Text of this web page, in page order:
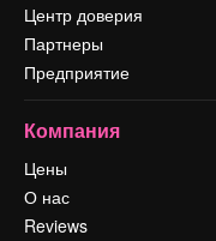
Центр доверия
Партнеры
Предприятие
Компания
Цены
О нас
Reviews